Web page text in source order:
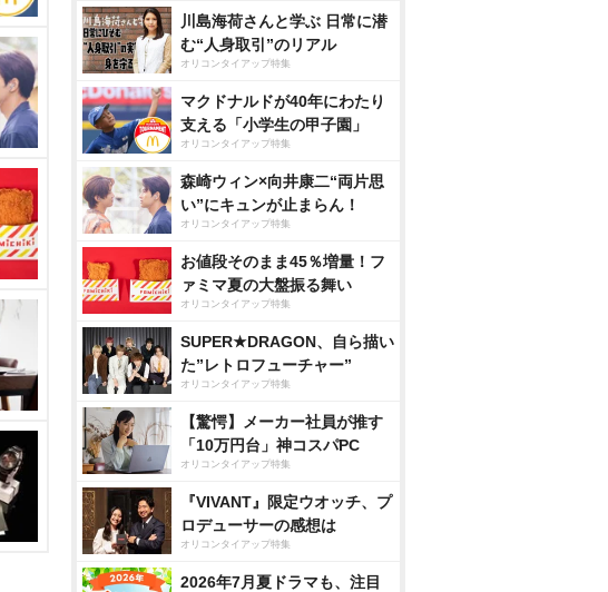
川島海荷さんと学ぶ 日常に潜
む“人身取引”のリアル
オリコンタイアップ特集
マクドナルドが40年にわたり
支える「小学生の甲子園」
オリコンタイアップ特集
森崎ウィン×向井康二“両片思
い”にキュンが止まらん！
オリコンタイアップ特集
お値段そのまま45％増量！フ
ァミマ夏の大盤振る舞い
オリコンタイアップ特集
SUPER★DRAGON、自ら描い
た”レトロフューチャー”
オリコンタイアップ特集
【驚愕】メーカー社員が推す
「10万円台」神コスパPC
オリコンタイアップ特集
『VIVANT』限定ウオッチ、プ
ロデューサーの感想は
オリコンタイアップ特集
2026年7月夏ドラマも、注目